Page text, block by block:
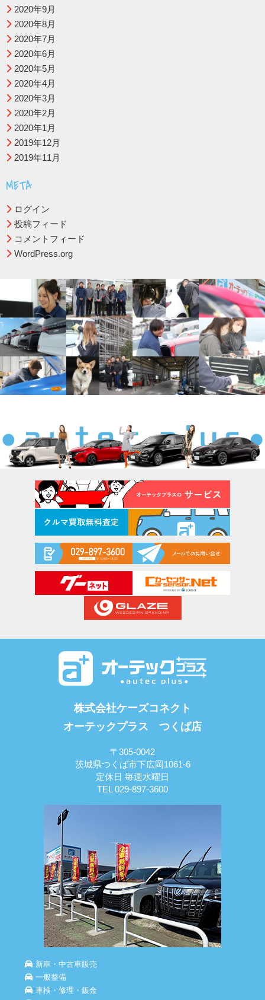
2020年9月
2020年8月
2020年7月
2020年6月
2020年5月
2020年4月
2020年3月
2020年2月
2020年1月
2019年12月
2019年11月
META
ログイン
投稿フィード
コメントフィード
WordPress.org
株式会社ケーズコネクト
オーテックプラス つくば店
〒305-0042
茨城県つくば市下広岡1061-6
定休日 毎週水曜日
TEL 029-897-3600
新車・中古車販売
一般整備
車検・修理・鈑金